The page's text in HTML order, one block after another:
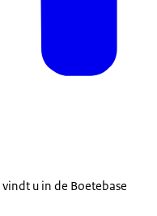
vindt u in de Boetebase